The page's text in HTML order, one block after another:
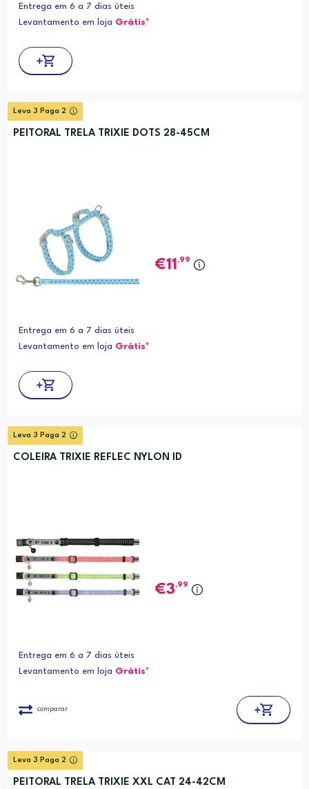
Entrega em 6 a 7 dias úteis
Levantamento em loja Grátis*
Leva 3 Paga 2
PEITORAL TRELA TRIXIE DOTS 28-45CM
11 ,99
Entrega em 6 a 7 dias úteis
Levantamento em loja Grátis*
Leva 3 Paga 2
COLEIRA TRIXIE REFLEC NYLON ID
3,99
Entrega em 6 a 7 dias úteis
Levantamento em loja Grátis*
comparar
Leva 3 Paga 2
PEITORAL TRELA TRIXIE XXL CAT 24-42CM